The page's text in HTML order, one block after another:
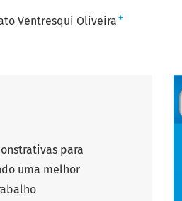
Ventresqui Oliveira +
para
uma melhor